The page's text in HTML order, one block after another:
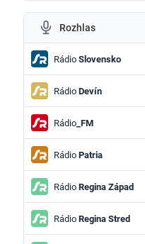
Rozhlas
RádioSlovensko
RádioDevín
Rádio_FM
RádioPatria
RádioRegina Západ
RádioRegina Stred